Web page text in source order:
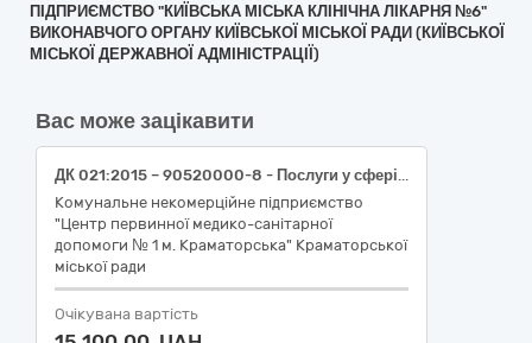
ПІДПРИЄМСТВО "КИЇВСЬКА МІСЬКА КЛІНІЧНА ЛІКАРНЯ №6"
ВИКОНАВЧОГО ОРГАНУ КИЇВСЬКОЇ МІСЬКОЇ РАДИ (КИЇВСЬКОЇ
МІСЬКОЇ ДЕРЖАВНОЇ АДМІНІСТРАЦІЇ)
Вас може зацікавити
ДК 021:2015 – 90520000-8 - Послуги у сфері поводження з радіоактивними, токсичними, медичними та небезпечними відходами (послуги з управління відходами)
Комунальне некомерційне підприємство
"Центр первинної медико-санітарної
допомоги № 1 м. Краматорська" Краматорської
міської ради
Очікувана вартість